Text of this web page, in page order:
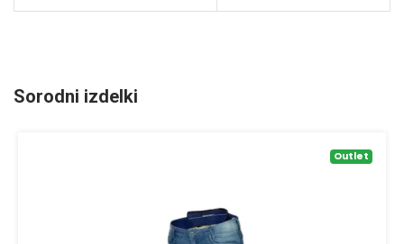
Sorodni izdelki
Outlet